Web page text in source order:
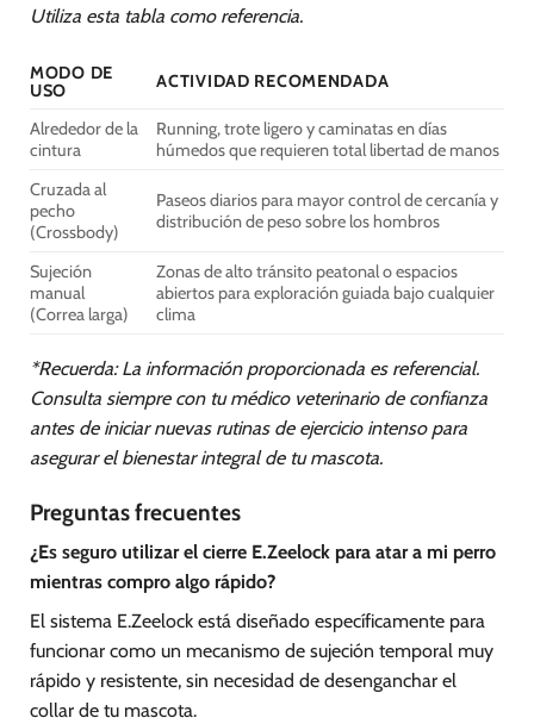
Utiliza esta tabla como referencia.
MODO DE
USO
ACTIVIDAD RECOMENDADA
Alrededor de la
cintura
Running, trote ligero y caminatas en días
húmedos que requieren total libertad de manos
Cruzada al
pecho
(Crossbody)
Paseos diarios para mayor control de cercanía y
distribución de peso sobre los hombros
Sujeción
manual
(Correa larga)
Zonas de alto tránsito peatonal o espacios
abiertos para exploración guiada bajo cualquier
clima
*Recuerda: La información proporcionada es referencial.
Consulta siempre con tu médico veterinario de confianza
antes de iniciar nuevas rutinas de ejercicio intenso para
asegurar el bienestar integral de tu mascota.
Preguntas frecuentes
¿Es seguro utilizar el cierre E.Zeelock para atar a mi perro
mientras compro algo rápido?
El sistema E.Zeelock está diseñado específicamente para
funcionar como un mecanismo de sujeción temporal muy
rápido y resistente, sin necesidad de desenganchar el
collar de tu mascota.